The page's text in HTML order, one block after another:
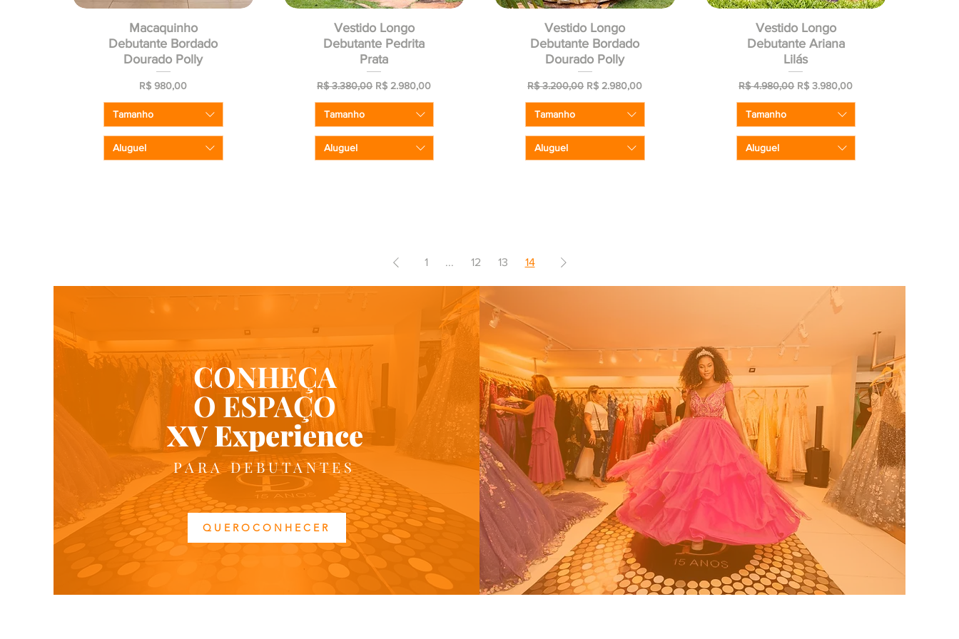
Macaquinho
Debutante Bordado
Dourado Polly
Preço
R$ 980,00
Tamanho
Aluguel
Vestido Longo
Debutante Pedrita
Prata
Preço normal
R$ 3.380,00 Preço promocional
R$ 2.980,00
Tamanho
Aluguel
Vestido Longo
Debutante Bordado
Dourado Polly
Preço normal
R$ 3.200,00 Preço promocional
R$ 2.980,00
Tamanho
Aluguel
Vestido Longo
Debutante Ariana
Lilás
Preço normal
R$ 4.980,00 Preço promocional
R$ 3.980,00
Tamanho
Aluguel
1 ... 12 13 14
CONHEÇA
O ESPAÇO
XV Experience
PARA DEBUTANTES
Q U E R O C O N H E C E R